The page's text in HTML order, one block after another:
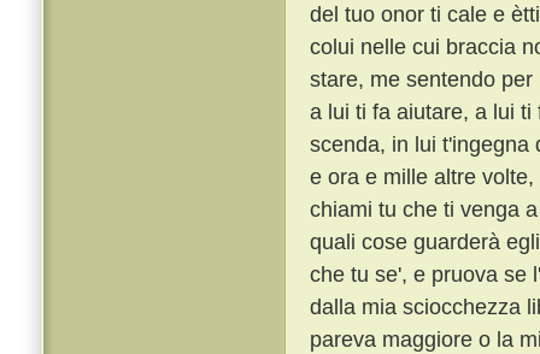
del tuo onor ti cale e
colui nelle cui braccia
stare, me sentendo
a lui ti fa aiutare, a lui
scenda, in lui t'ingegna
e ora e mille altre
chiami tu che ti venga
quali cose guarderà
che tu se', e pruova se
dalla mia sciocchezza
pareva maggiore o la